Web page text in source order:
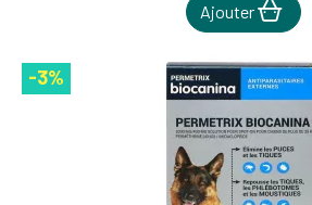
Ajouter
-3%